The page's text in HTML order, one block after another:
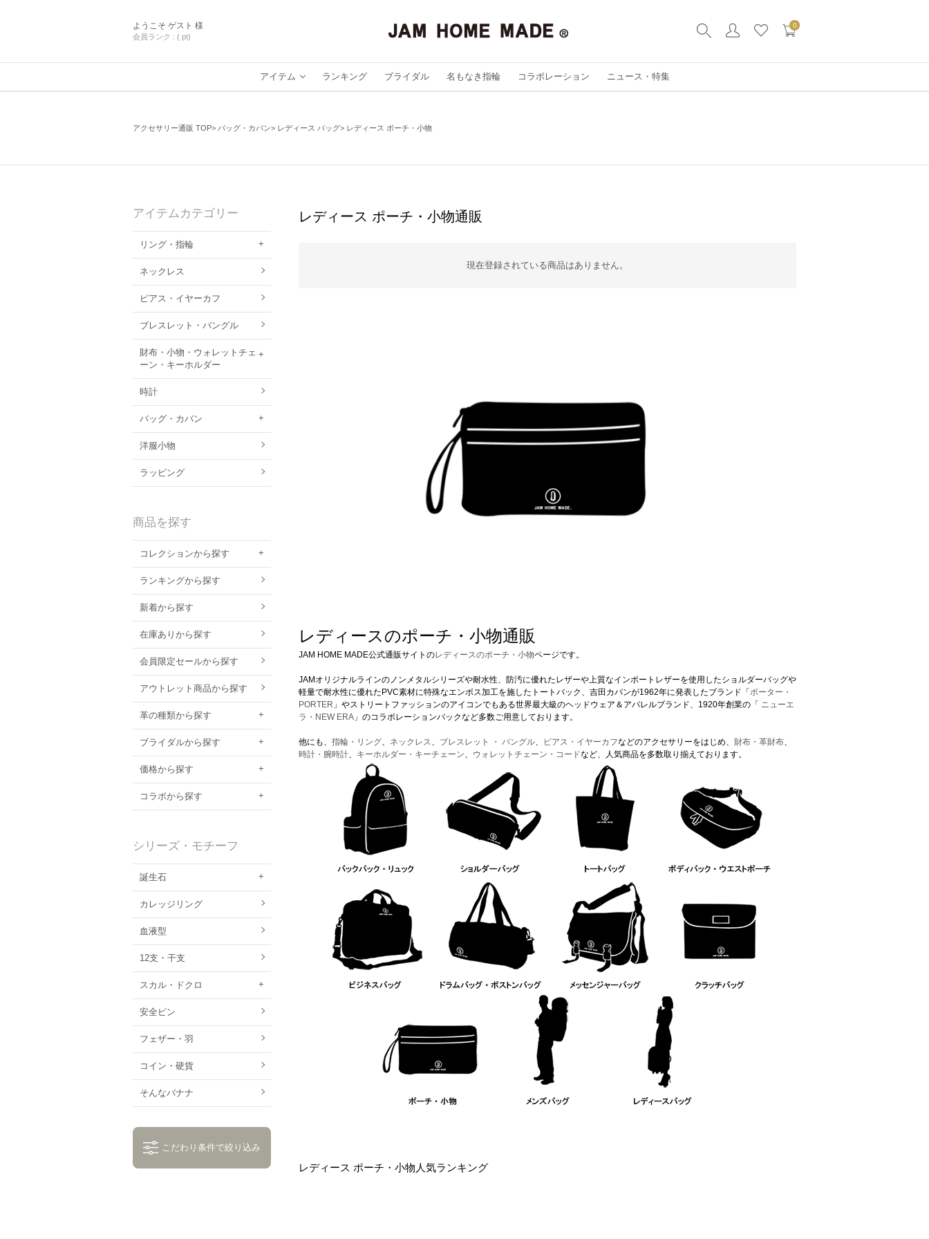
ようこそ ゲスト 様
会員ランク : ( pt)
0
アイテム ランキング ブライダル 名もなき指輪 コラボレーション ニュース・特集
アクセサリー通販 TOP バッグ・カバン レディース バッグ レディース ポーチ・小物
アイテムカテゴリー
リング・指輪
ネックレス
ピアス・イヤーカフ
ブレスレット・バングル
財布・小物・ウォレットチェ
ーン・キーホルダー
時計
バッグ・カバン
洋服小物
ラッピング
商品を探す
コレクションから探す
ランキングから探す
新着から探す
在庫ありから探す
会員限定セールから探す
アウトレット商品から探す
革の種類から探す
ブライダルから探す
価格から探す
コラボから探す
シリーズ・モチーフ
誕生石
カレッジリング
血液型
12支・干支
スカル・ドクロ
安全ピン
フェザー・羽
コイン・硬貨
そんなバナナ
こだわり条件で絞り込み
レディース ポーチ・小物通販
現在登録されている商品はありません。
レディースのポーチ・小物通販
JAM HOME MADE公式通販サイトのレディースのポーチ・小物ページです。
JAMオリジナルラインのノンメタルシリーズや耐水性、防汚に優れたレザーや上質なインポートレザーを使用したショルダーバッグや
軽量で耐水性に優れたPVC素材に特殊なエンボス加工を施したトートバック、吉田カバンが1962年に発表したブランド「 ポーター・
PORTER 」やストリートファッションのアイコンでもある世界最大級のヘッドウェア＆アパレルブランド、1920年創業の「 ニューエ
ラ・NEW ERA 」のコラボレーションバックなど多数ご用意しております。
他にも、 指輪・リング、 ネックレス、 ブレスレット ・ バングル、 ピアス・イヤーカフなどのアクセサリーをはじめ、 財布・革財布、
時計・腕時計、 キーホルダー・キーチェーン、 ウォレットチェーン・コードなど、人気商品を多数取り揃えております。
レディース ポーチ・小物人気ランキング